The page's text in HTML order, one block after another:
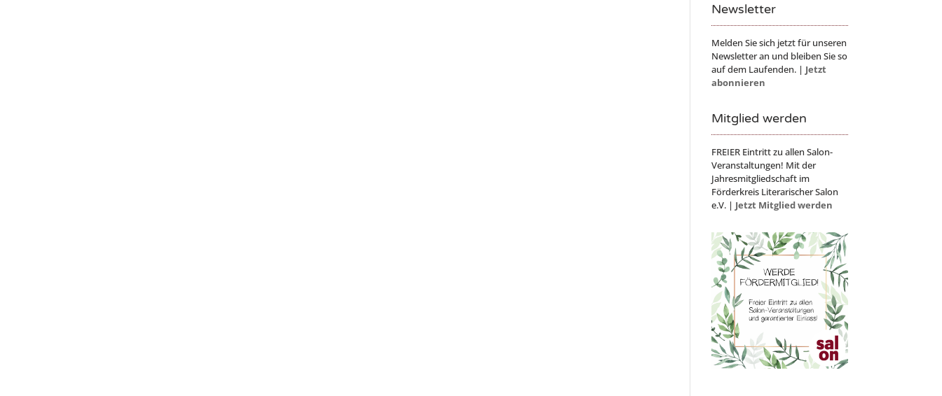
Newsletter
Melden Sie sich jetzt für unseren
Newsletter an und bleiben Sie so
auf dem Laufenden. | Jetzt
abonnieren
Mitglied werden
FREIER Eintritt zu allen Salon-
Veranstaltungen! Mit der
Jahresmitgliedschaft im
Förderkreis Literarischer Salon
e.V. | Jetzt Mitglied werden